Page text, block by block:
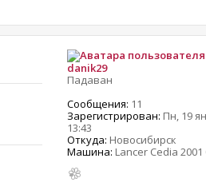
danik29
Падаван
Сообщения: 11
Зарегистрирован: Пн, 19
13:43
Откуда: Новосибирск
Машина: Lancer Cedia 2001